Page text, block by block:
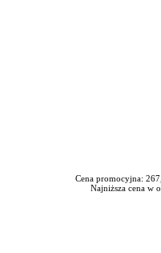
Cena promocyjna:
Najniższa cena w